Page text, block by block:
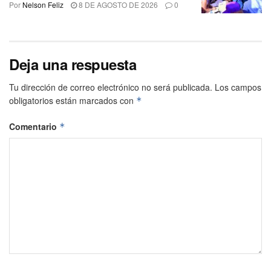
Por Nelson Feliz 8 DE AGOSTO DE 2026 0
Deja una respuesta
Tu dirección de correo electrónico no será publicada. Los campos
obligatorios están marcados con *
Comentario *